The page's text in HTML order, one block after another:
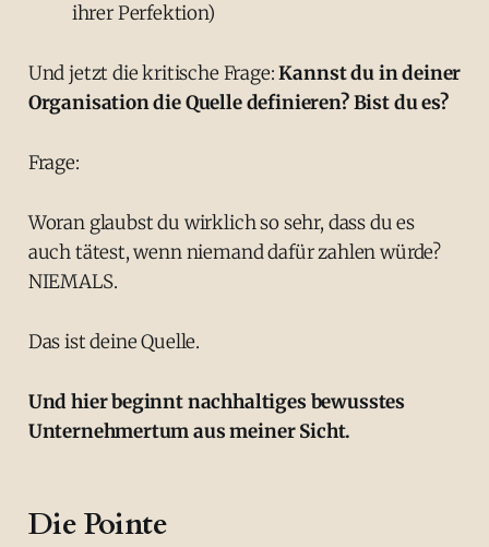
ihrer Perfektion)
Und jetzt die kritische Frage:Kannst du in deiner
Organisation die Quelle definieren? Bist du es?
Frage:
Woran glaubst du wirklich so sehr, dass du es
auch tätest, wenn niemand dafür zahlen würde?
NIEMALS.
Das ist deine Quelle.
Und hier beginnt nachhaltiges bewusstes
Unternehmertum aus meiner Sicht.
Die Pointe